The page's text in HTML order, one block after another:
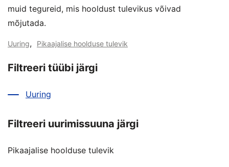
muid tegureid, mis hooldust tulevikus võivad
mõjutada.
Uuring, Pikaajalise hoolduse tulevik
Filtreeri tüübi järgi
Uuring
Filtreeri uurimissuuna järgi
Pikaajalise hoolduse tulevik